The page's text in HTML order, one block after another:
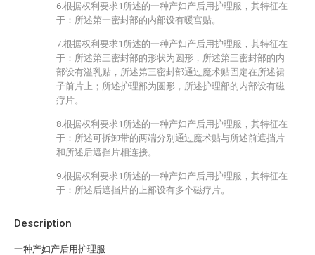
Description
一种产妇产后用护理服
6.根据权利要求1所述的一种产妇产后用护理服，其特征在
于：所述第一密封部的内部设有暖宫贴。
7.根据权利要求1所述的一种产妇产后用护理服，其特征在
于：所述第三密封部的形状为圆形，所述第三密封部的内
部设有溢乳贴，所述第三密封部通过魔术贴固定在所述裙
子前片上；所述护理部为圆形，所述护理部的内部设有磁
疗片。
8.根据权利要求1所述的一种产妇产后用护理服，其特征在
于：所述可拆卸带的两端分别通过魔术贴与所述前遮挡片
和所述后遮挡片相连接。
9.根据权利要求1所述的一种产妇产后用护理服，其特征在
于：所述后遮挡片的上部设有多个磁疗片。